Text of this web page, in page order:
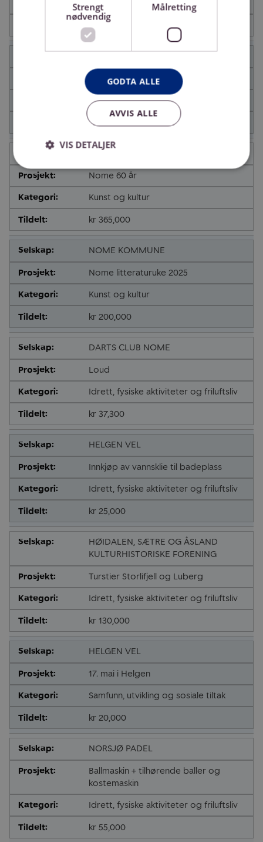
Næringsutvikling
kr 126,000
Nome i bilder
Annet
kr 1,550,000
NOME KOMMUNE
Nome 60 år
Kunst og kultur
kr 365,000
NOME KOMMUNE
Nome litteraturuke 2025
Kunst og kultur
kr 200,000
DARTS CLUB NOME
Loud
Idrett, fysiske aktiviteter og friluftsliv
kr 37,300
HELGEN VEL
Innkjøp av vannsklie til badeplass
Idrett, fysiske aktiviteter og friluftsliv
kr 25,000
HØIDALEN, SÆTRE OG ÅSLAND
KULTURHISTORISKE FORENING
Turstier Storlifjell og Luberg
Idrett, fysiske aktiviteter og friluftsliv
kr 130,000
HELGEN VEL
17. mai i Helgen
Samfunn, utvikling og sosiale tiltak
kr 20,000
NORSJØ PADEL
Ballmaskin + tilhørende baller og
kostemaskin
Idrett, fysiske aktiviteter og friluftsliv
kr 55,000
Strengt
nødvendig
Målretting
GODTA ALLE
AVVIS ALLE
VIS DETALJER